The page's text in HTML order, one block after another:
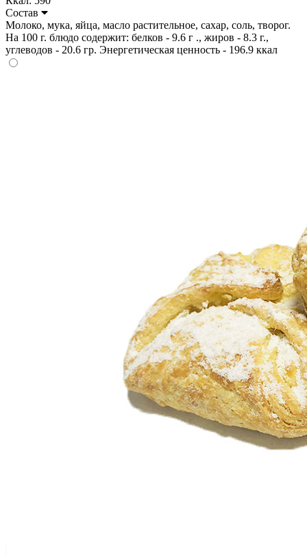
Состав
Молоко, мука, яйца, масло растительное, сахар, соль, творог.
На 100 г. блюдо содержит: белков - 9.6 г ., жиров - 8.3 г.,
углеводов - 20.6 гр. Энергетическая ценность - 196.9 ккал